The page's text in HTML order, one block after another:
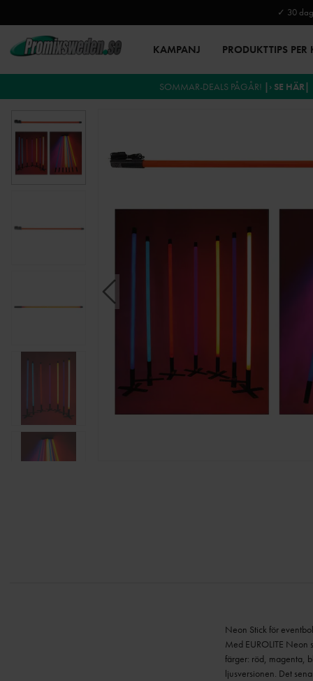
✓ 30
KAMPANJ PRODUKTTIPS
SOMMAR-DEALS PÅGÅR! |› SE HÄR|
Neon Stick för
Med EUROLITE
färger: röd, magenta,
ljusversionen. Det